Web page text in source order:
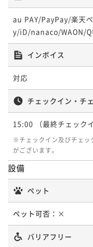
au PAY/PayPay/楽天
y/iD/nanaco/WAON/
インボイス
対応
チェックイン・チ
15:00 （最終チェック
※チェックイン及びチェッ
がございます。
設備
ペット
ペット可否： ×
バリアフリー